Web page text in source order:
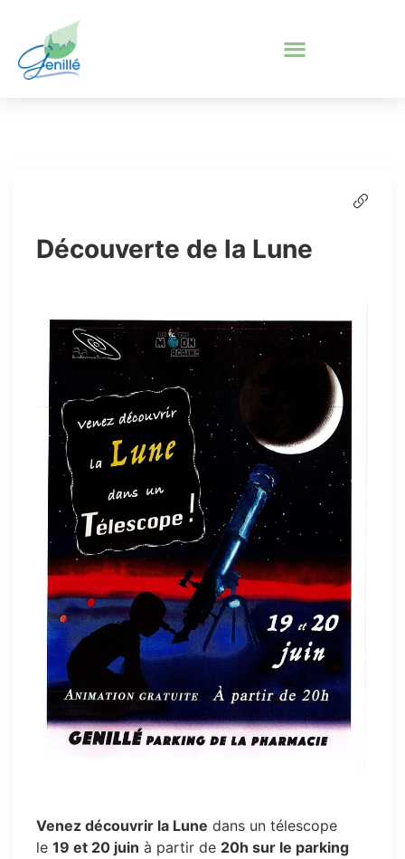
Découverte de la Lune
Venez découvrir la Lune dans un télescope
le 19 et 20 juin à partir de 20h sur le parking